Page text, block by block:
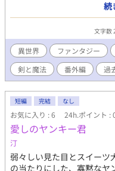
ターの過去編。一部作目に
ムでは先行して連載中で
は「Fragment-memory
memory of futureⅡ-」未読
で、ご注意ください。
続
文字数
異世界 ファンタジー
剣と魔法
番外編 過
短編 完結 なし
お気に入り : 6 24h.ポイント :
愛しのヤンキー君
汀
弱々しい見た目とスイーツ
の当たりにした、寡黙なヤ